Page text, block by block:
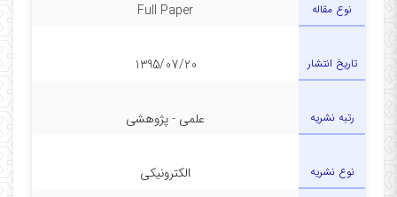
نوع مقاله Full Paper
تاریخ انتشار 1395/07/20
رتبه نشریه علمی - پژوهشی
نوع نشریه الکترونیکی